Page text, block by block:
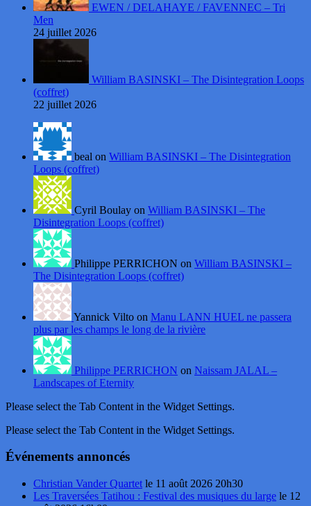
EWEN / DELAHAYE / FAVENNEC – Tri
Men
24 juillet 2026
William BASINSKI – The Disintegration Loops
(coffret)
22 juillet 2026
beal on William BASINSKI – The Disintegration
Loops (coffret)
Cyril Boulay on William BASINSKI – The
Disintegration Loops (coffret)
Philippe PERRICHON on William BASINSKI –
The Disintegration Loops (coffret)
Yannick Vilto on Manu LANN HUEL ne passera
plus par les champs le long de la rivière
Philippe PERRICHON on Naissam JALAL –
Landscapes of Eternity
Please select the Tab Content in the Widget Settings.
Please select the Tab Content in the Widget Settings.
Événements annoncés
Christian Vander Quartet le 11 août 2026 20h30
Les Traversées Tatihou : Festival des musiques du large le 12